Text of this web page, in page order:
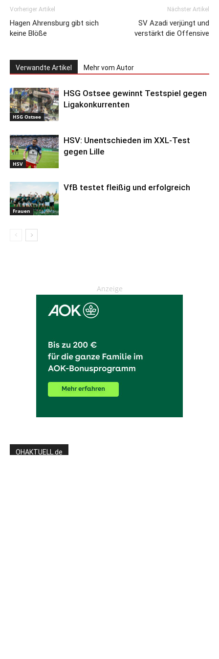
Vorheriger Artikel
Hagen Ahrensburg gibt sich
keine Blöße
Nächster Artikel
SV Azadi verjüngt und
verstärkt die Offensive
Verwandte Artikel Mehr vom Autor
HSG Ostsee
HSG Ostsee gewinnt Testspiel gegen
Ligakonkurrenten
HSV
HSV: Unentschieden im XXL-Test
gegen Lille
Frauen
VfB testet fleißig und erfolgreich
Anzeige
OHAKTUELL.de